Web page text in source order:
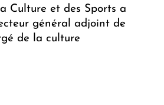
Culture et des Sports a
général adjoint de
de la culture